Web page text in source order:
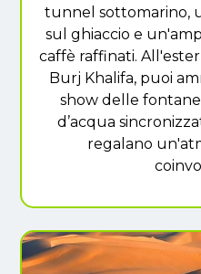
tunnel sottomarino,
sul ghiaccio e
caffè raffinati.
Burj Khalifa, puoi
show delle
d’acqua
regalano